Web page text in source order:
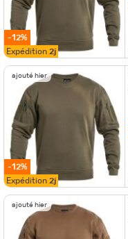
-12%
Expédition 2j
ajouté hier
-12%
Expédition 2j
ajouté hier